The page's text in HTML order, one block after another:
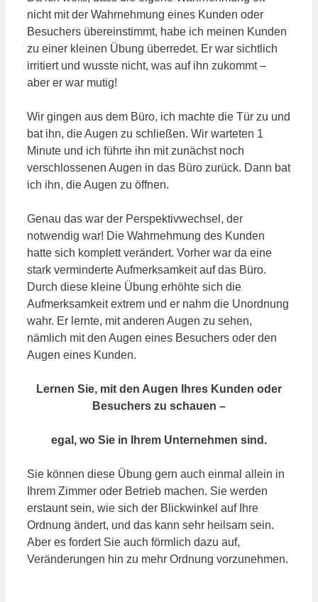
nicht mit der Wahrnehmung eines Kunden oder
Besuchers übereinstimmt, habe ich meinen Kunden
zu einer kleinen Übung überredet. Er war sichtlich
irritiert und wusste nicht, was auf ihn zukommt –
aber er war mutig!
Wir gingen aus dem Büro, ich machte die Tür zu und
bat ihn, die Augen zu schließen. Wir warteten 1
Minute und ich führte ihn mit zunächst noch
verschlossenen Augen in das Büro zurück. Dann bat
ich ihn, die Augen zu öffnen.
Genau das war der Perspektivwechsel, der
notwendig war! Die Wahrnehmung des Kunden
hatte sich komplett verändert. Vorher war da eine
stark verminderte Aufmerksamkeit auf das Büro.
Durch diese kleine Übung erhöhte sich die
Aufmerksamkeit extrem und er nahm die Unordnung
wahr. Er lernte, mit anderen Augen zu sehen,
nämlich mit den Augen eines Besuchers oder den
Augen eines Kunden.
Lernen Sie, mit den Augen Ihres Kunden oder
Besuchers zu schauen –
egal, wo Sie in Ihrem Unternehmen sind.
Sie können diese Übung gern auch einmal allein in
Ihrem Zimmer oder Betrieb machen. Sie werden
erstaunt sein, wie sich der Blickwinkel auf Ihre
Ordnung ändert, und das kann sehr heilsam sein.
Aber es fordert Sie auch förmlich dazu auf,
Veränderungen hin zu mehr Ordnung vorzunehmen.